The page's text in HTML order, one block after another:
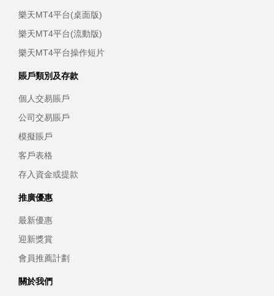
樂天MT4平台(桌面版)
樂天MT4平台(流動版)
樂天MT4平台操作短片
賬戶類別及存款
個人交易賬戶
公司交易賬戶
模擬賬戶
客戶表格
存入資金或提款
推廣優惠
最新優惠
迎新獎賞
會員推薦計劃
關於我們